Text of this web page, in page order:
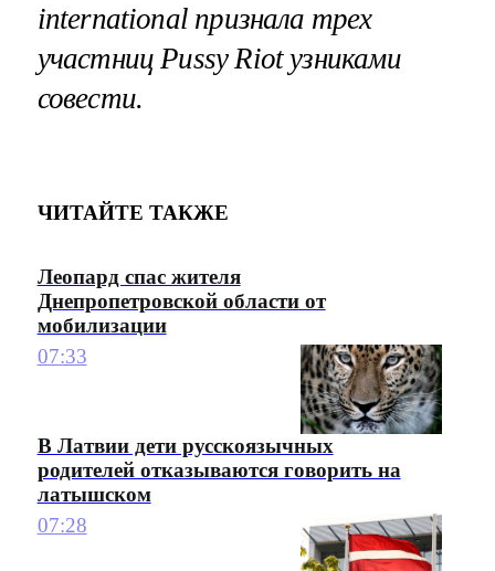
international признала трех
участниц Pussy Riot узниками
совести.
ЧИТАЙТЕ ТАКЖЕ
Леопард спас жителя
Днепропетровской области от
мобилизации
07:33
В Латвии дети русскоязычных
родителей отказываются говорить на
латышском
07:28